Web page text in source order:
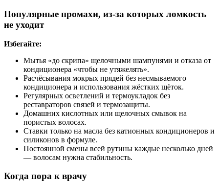
Популярные промахи, из‑за которых ломкость
не уходит
Избегайте:
Мытья «до скрипа» щелочными шампунями и отказа от
кондиционера «чтобы не утяжелять».
Расчёсывания мокрых прядей без несмываемого
кондиционера и использования жёстких щёток.
Регулярных осветлений и термоукладок без
реставраторов связей и термозащиты.
Домашних кислотных или щелочных смывок на
пористых волосах.
Ставки только на масла без катионных кондиционеров и
силиконов в формуле.
Постоянной смены всей рутины каждые несколько дней
— волосам нужна стабильность.
Когда пора к врачу